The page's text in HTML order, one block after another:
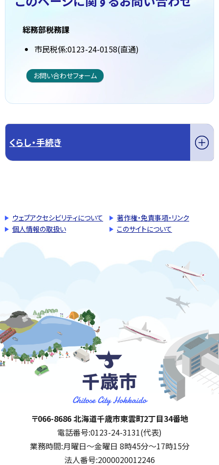
総務部税務課
市民税係:0123-24-0158(直通)
お問い合わせフォーム
くらし・手続き
ウェブアクセシビリティについて
著作権・免責事項・リンク
個人情報の取扱い
このサイトについて
千歳市
住所:
〒066-8686 北海道千歳市東雲町2丁目34番地
電話番号:0123-24-3131(代表)
業務時間:月曜日～金曜日 8時45分～17時15分
法人番号:2000020012246